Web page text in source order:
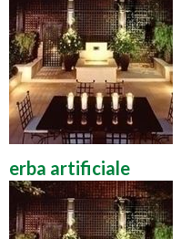
erba artificiale